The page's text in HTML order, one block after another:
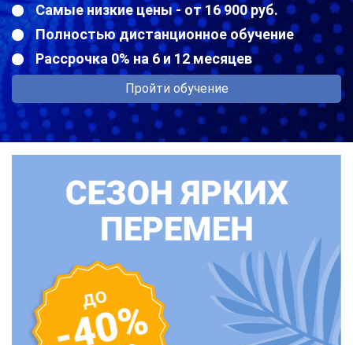
Самые низкие цены - от 16 900 руб.
Полностью дистанционное обучение
Рассрочка 0% на 6 и 12 месяцев
Пройти обучение